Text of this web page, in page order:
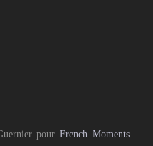
pourFrench Moments